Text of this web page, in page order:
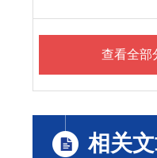
查看全部
相关